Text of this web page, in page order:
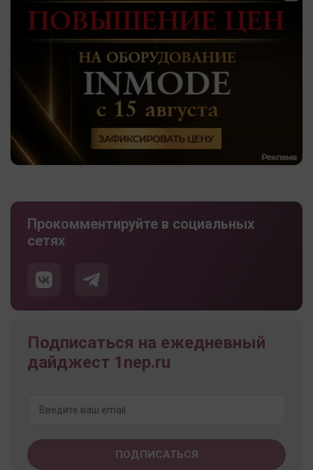
Прокомментируйте в социальных
сетях
Подписаться на ежедневный
дайджест 1nep.ru